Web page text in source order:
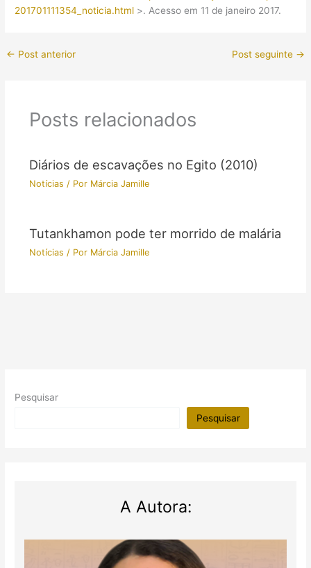
201701111354_noticia.html >. Acesso em 11 de janeiro 2017.
← Post anterior Post seguinte →
Posts relacionados
Diários de escavações no Egito (2010)
Notícias / Por Márcia Jamille
Tutankhamon pode ter morrido de malária
Notícias / Por Márcia Jamille
Pesquisar
Pesquisar
A Autora: